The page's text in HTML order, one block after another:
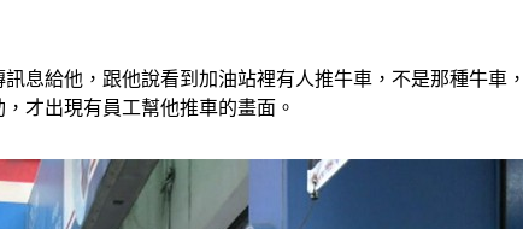
息給他，跟他說看到加油站裡有人推牛車，不是那種牛車
才出現有員工幫他推車的畫面。